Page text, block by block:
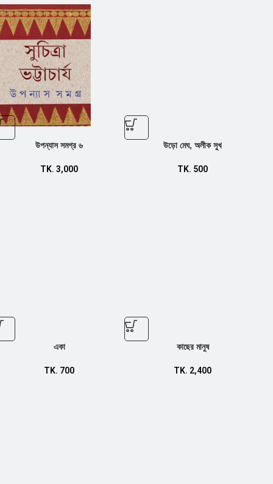
উপন্যাস সমগ্র ৬
TK. 3,000
উড়ো মেঘ, অলীক সুখ
TK. 500
একা
TK. 700
কাছের মানুষ
TK. 2,400